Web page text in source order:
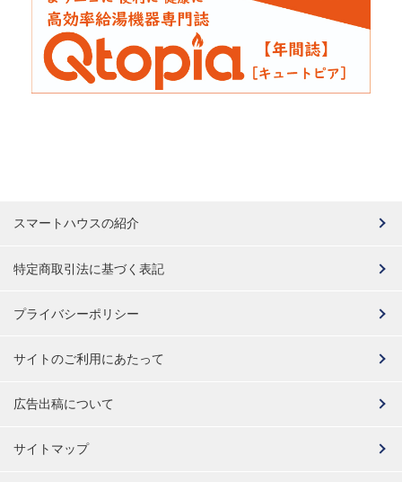
スマートハウスの紹介
特定商取引法に基づく表記
プライバシーポリシー
サイトのご利用にあたって
広告出稿について
サイトマップ